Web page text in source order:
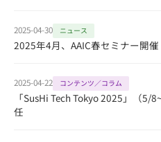
2025-04-30 ニュース
2025年4月、AAIC春セミナー開催
2025-04-22 コンテンツ／コラム
「SusHi Tech Tokyo 2025」（5/
任